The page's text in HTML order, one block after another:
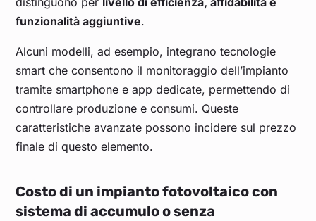
funzionalità aggiuntive.
Alcuni modelli, ad esempio, integrano tecnologie
smart che consentono il monitoraggio dell’impianto
tramite smartphone e app dedicate, permettendo di
controllare produzione e consumi. Queste
caratteristiche avanzate possono incidere sul prezzo
finale di questo elemento.
Costo di un impianto fotovoltaico con
sistema di accumulo o senza